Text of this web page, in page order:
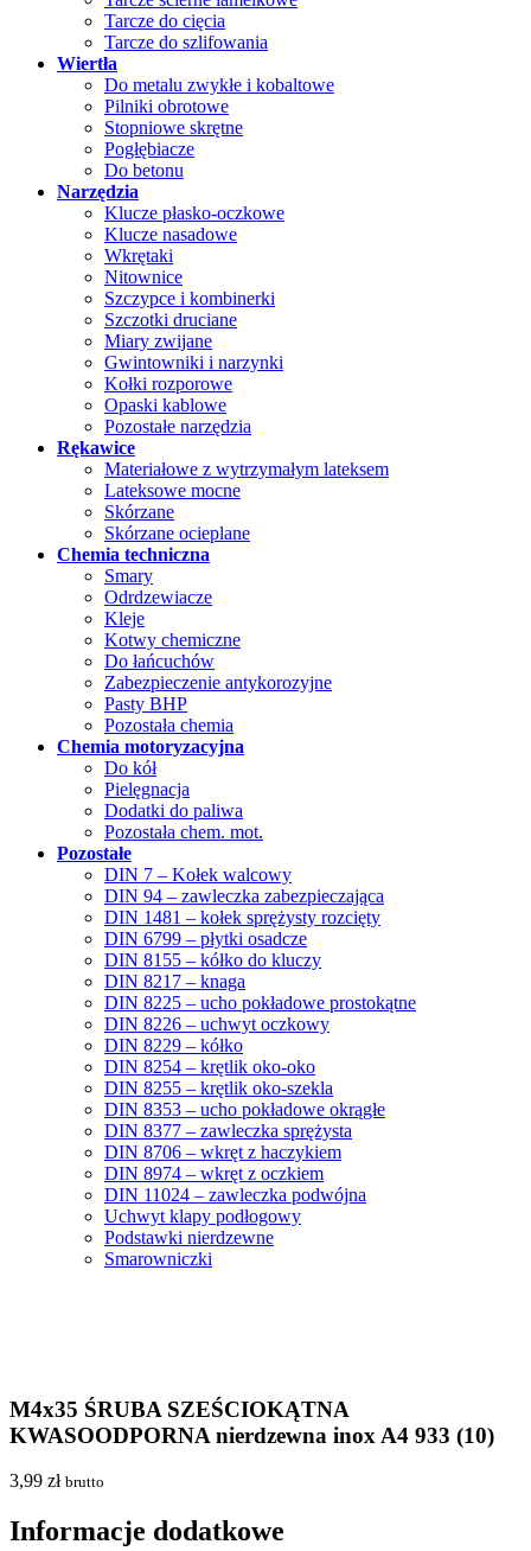
Tarcze do cięcia
Tarcze do szlifowania
Wiertła
Do metalu zwykłe i kobaltowe
Pilniki obrotowe
Stopniowe skrętne
Pogłębiacze
Do betonu
Narzędzia
Klucze płasko-oczkowe
Klucze nasadowe
Wkrętaki
Nitownice
Szczypce i kombinerki
Szczotki druciane
Miary zwijane
Gwintowniki i narzynki
Kołki rozporowe
Opaski kablowe
Pozostałe narzędzia
Rękawice
Materiałowe z wytrzymałym lateksem
Lateksowe mocne
Skórzane
Skórzane ocieplane
Chemia techniczna
Smary
Odrdzewiacze
Kleje
Kotwy chemiczne
Do łańcuchów
Zabezpieczenie antykorozyjne
Pasty BHP
Pozostała chemia
Chemia motoryzacyjna
Do kół
Pielęgnacja
Dodatki do paliwa
Pozostała chem. mot.
Pozostałe
DIN 7 – Kołek walcowy
DIN 94 – zawleczka zabezpieczająca
DIN 1481 – kołek sprężysty rozcięty
DIN 6799 – płytki osadcze
DIN 8155 – kółko do kluczy
DIN 8217 – knaga
DIN 8225 – ucho pokładowe prostokątne
DIN 8226 – uchwyt oczkowy
DIN 8229 – kółko
DIN 8254 – krętlik oko-oko
DIN 8255 – krętlik oko-szekla
DIN 8353 – ucho pokładowe okrągłe
DIN 8377 – zawleczka sprężysta
DIN 8706 – wkręt z haczykiem
DIN 8974 – wkręt z oczkiem
DIN 11024 – zawleczka podwójna
Uchwyt klapy podłogowy
Podstawki nierdzewne
Smarowniczki
M4x35 ŚRUBA SZEŚCIOKĄTNA
KWASOODPORNA nierdzewna inox A4 933 (10)
3,99 zł brutto
Informacje dodatkowe